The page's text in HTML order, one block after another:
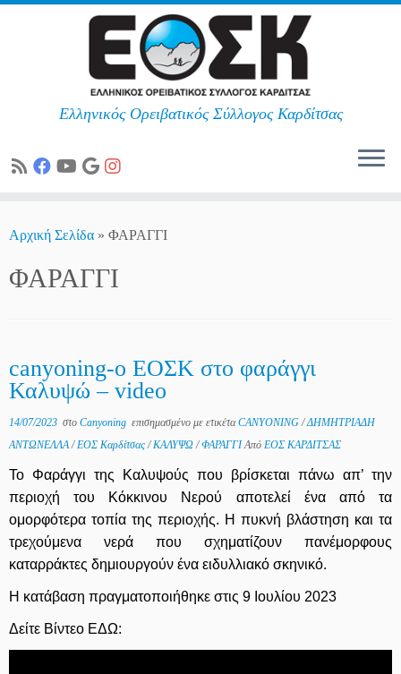
Ελληνικός Ορειβατικός Σύλλογος Καρδίτσας
Αρχική Σελίδα » ΦΑΡΑΓΓΙ
ΦΑΡΑΓΓΙ
canyoning-ο ΕΟΣΚ στο φαράγγι
Καλυψώ – video
14/07/2023 στο Canyoning επισημασμένο με ετικέταCANYONING/ΔΗΜΗΤΡΙΑΔΗ
ΑΝΤΩΝΕΛΛΑ/ΕΟΣ Καρδίτσας/ΚΑΛΥΨΩ/ΦΑΡΑΓΓΙΑπό ΕΟΣ ΚΑΡΔΙΤΣΑΣ
Το Φαράγγι της Καλυψούς που βρίσκεται πάνω απ’ την
περιοχή του Κόκκινου Νερού αποτελεί ένα από τα
ομορφότερα τοπία της περιοχής. Η πυκνή βλάστηση και τα
τρεχούμενα νερά που σχηματίζουν πανέμορφους
καταρράκτες δημιουργούν ένα ειδυλλιακό σκηνικό.
Η κατάβαση πραγματοποιήθηκε στις 9 Ιουλίου 2023
Δείτε Βίντεο ΕΔΩ: